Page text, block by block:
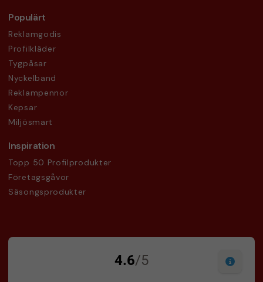
Populärt
Reklamgodis
Profilkläder
Tygpåsar
Nyckelband
Reklampennor
Kepsar
Miljösmart
Inspiration
Topp 50 Profilprodukter
Företagsgåvor
Säsongsprodukter